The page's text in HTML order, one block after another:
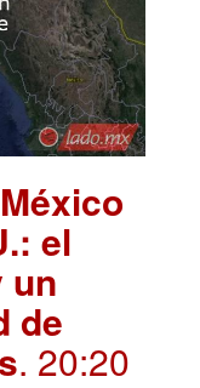
el
un
de
. 20:20